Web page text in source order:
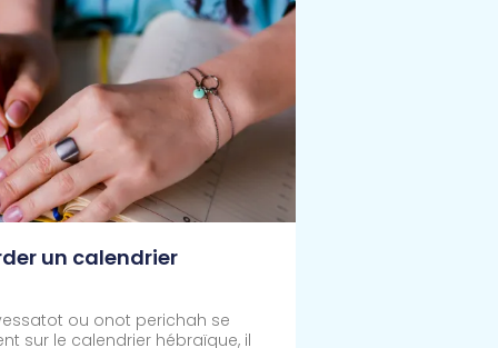
un calendrier
ou onot perichah se
sur le calendrier hébraïque, il